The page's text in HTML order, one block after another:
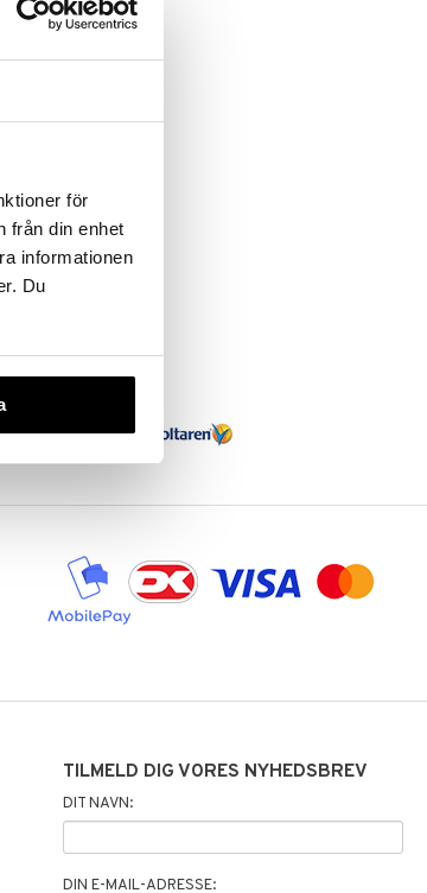
för
från din enhet
informationen
Du
TILMELD DIG VORES NYHEDSBREV
DIT NAVN:
DIN E-MAIL-ADRESSE: